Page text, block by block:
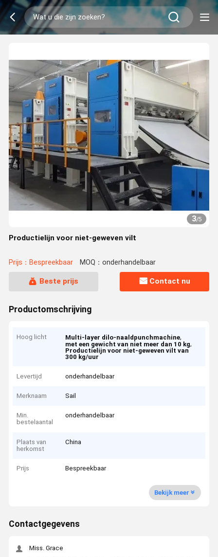
3/5
Productielijn voor niet-geweven vilt
Prijs：Bespreekbaar MOQ：onderhandelbaar
Beste prijs Contact nu
Productomschrijving
Hoog licht Multi-layer dilo-naaldpunchmachine,
met een gewicht van niet meer dan 10 kg,
Productielijn voor niet-geweven vilt van
300 kg/uur
Levertijd onderhandelbaar
Merknaam Sail
Min.
bestelaantal
onderhandelbaar
Plaats van
herkomst
China
Prijs Bespreekbaar
Bekijk meer
Contactgegevens
Miss. Grace